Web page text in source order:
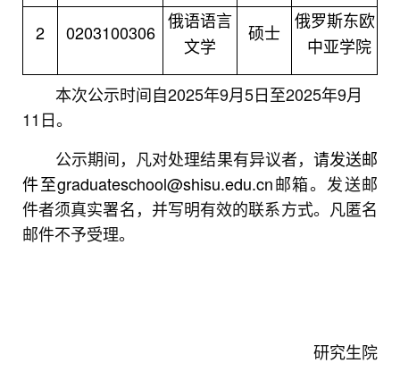
2 0203100306
俄语语言
文学
硕士
俄罗斯东欧
中亚学院
本次公示时间自2025年9月5日至2025年9月
11 日。
公示期间，凡对处理结果有异议者， 请发送邮
件至graduateschool@shisu.edu.cn邮箱。发送邮
件者须真实署名，并写明有效的联系方式。凡匿名
邮件不予受理。
研究生院